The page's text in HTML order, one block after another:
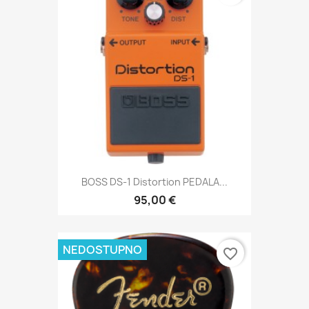
BOSS DS-1 Distortion PEDALA...
95,00 €
NEDOSTUPNO favorite_border